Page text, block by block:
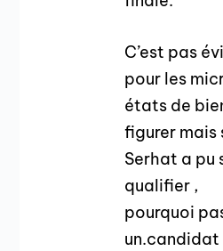
C’est pas
pour les
états de
figurer mais
Serhat a pu
qualifier ,
pourquoi
un.candidat